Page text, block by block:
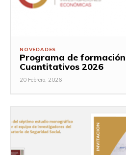
NOVEDADES
Programa de
Cuantitativos 2026
20 Febrero, 2026